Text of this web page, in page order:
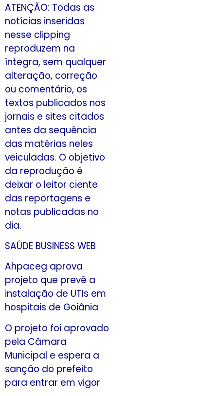
ATENÇÃO: Todas as
notícias inseridas
nesse clipping
reproduzem na
íntegra, sem qualquer
alteração, correção
ou comentário, os
textos publicados nos
jornais e sites citados
antes da sequência
das matérias neles
veiculadas. O objetivo
da reprodução é
deixar o leitor ciente
das reportagens e
notas publicadas no
dia.
SAÚDE BUSINESS WEB
Ahpaceg aprova
projeto que prevê a
instalação de UTIs em
hospitais de Goiânia
O projeto foi aprovado
pela Câmara
Municipal e espera a
sanção do prefeito
para entrar em vigor